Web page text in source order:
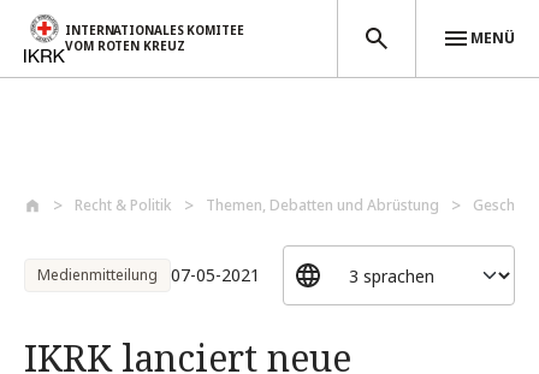
INTERNATIONALES KOMITEE
VOM ROTEN KREUZ
MENÜ
Recht & Politik Themen, Debatten und Abrüstung
Medienmitteilung 07-05-2021
IKRK lanciert neue